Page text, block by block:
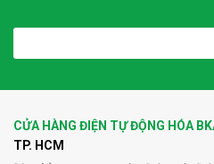
CỬA HÀNG ĐIỆN TỰ ĐỘNG HÓA
TP. HCM